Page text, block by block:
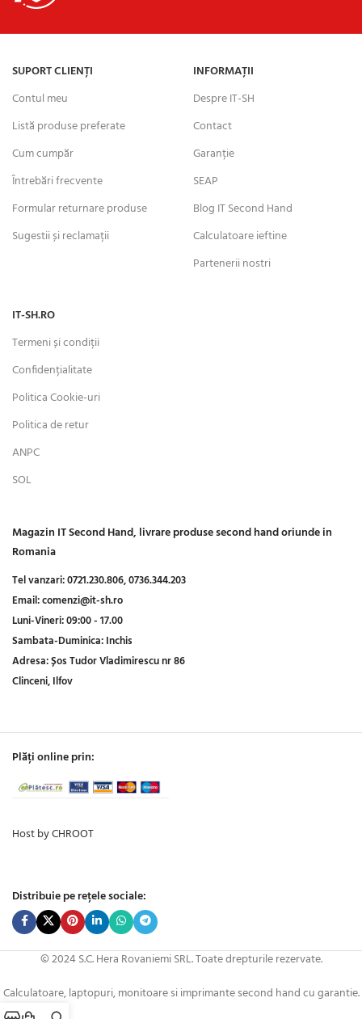
SUPORT CLIENȚI
Contul meu
Listă produse preferate
Cum cumpăr
Întrebări frecvente
Formular returnare produse
Sugestii și reclamații
INFORMAȚII
Despre IT-SH
Contact
Garanție
SEAP
Blog IT Second Hand
Calculatoare ieftine
Partenerii nostri
IT-SH.RO
Termeni și condiții
Confidențialitate
Politica Cookie-uri
Politica de retur
ANPC
SOL
Magazin IT Second Hand, livrare produse second hand oriunde in
Romania
Tel vanzari:0721.230.806,0736.344.203
Email:comenzi@it-sh.ro
Luni-Vineri:09:00 - 17.00
Sambata-Duminica:Inchis
Adresa:Șos Tudor Vladimirescu nr 86
Clinceni, Ilfov
Plăți online prin:
Host by CHROOT
Distribuie pe rețele sociale:
© 2024 S.C. Hera Rovaniemi SRL. Toate drepturile rezervate.
Calculatoare, laptopuri, monitoare si imprimante second hand cu garantie.